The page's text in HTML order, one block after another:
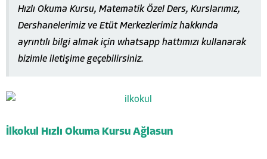
Hızlı Okuma Kursu, Matematik Özel Ders, Kurslarımız,
Dershanelerimiz ve Etüt Merkezlerimiz hakkında
ayrıntılı bilgi almak için whatsapp hattımızı kullanarak
bizimle iletişime geçebilirsiniz.
İlkokul Hızlı Okuma Kursu Ağlasun